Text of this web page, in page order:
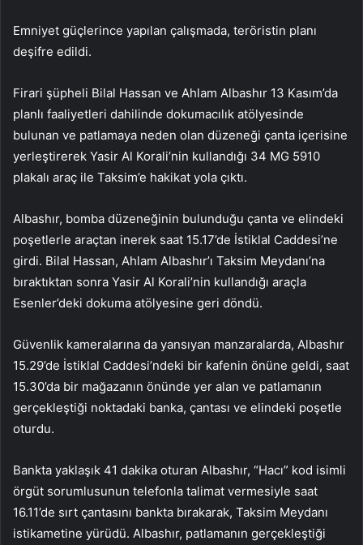
Emniyet güçlerince yapılan çalışmada, teröristin planı
deşifre edildi.
Firari şüpheli Bilal Hassan ve Ahlam Albashır 13 Kasım’da
planlı faaliyetleri dahilinde dokumacılık atölyesinde
bulunan ve patlamaya neden olan düzeneği çanta içerisine
yerleştirerek Yasir Al Korali’nin kullandığı 34 MG 5910
plakalı araç ile Taksim’e hakikat yola çıktı.
Albashır, bomba düzeneğinin bulunduğu çanta ve elindeki
poşetlerle araçtan inerek saat 15.17’de İstiklal Caddesi’ne
girdi. Bilal Hassan, Ahlam Albashır’ı Taksim Meydanı’na
bıraktıktan sonra Yasir Al Korali’nin kullandığı araçla
Esenler’deki dokuma atölyesine geri döndü.
Güvenlik kameralarına da yansıyan manzaralarda, Albashır
15.29’de İstiklal Caddesi’ndeki bir kafenin önüne geldi, saat
15.30’da bir mağazanın önünde yer alan ve patlamanın
gerçekleştiği noktadaki banka, çantası ve elindeki poşetle
oturdu.
Bankta yaklaşık 41 dakika oturan Albashır, “Hacı” kod isimli
örgüt sorumlusunun telefonla talimat vermesiyle saat
16.11’de sırt çantasını bankta bırakarak, Taksim Meydanı
istikametine yürüdü. Albashır, patlamanın gerçekleştiği